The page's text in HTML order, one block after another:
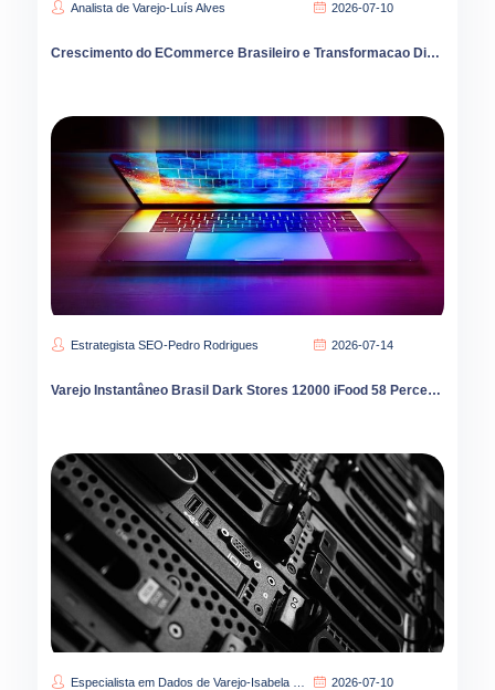
Analista de Varejo-Luís Alves 2026-07-10
Crescimento do ECommerce Brasileiro e Transformacao Digital
Estrategista SEO-Pedro Rodrigues 2026-07-14
Varejo Instantâneo Brasil Dark Stores 12000 iFood 58 Percent Liderança
Especialista em Dados de Varejo-Isabela Carvalho 2026-07-10